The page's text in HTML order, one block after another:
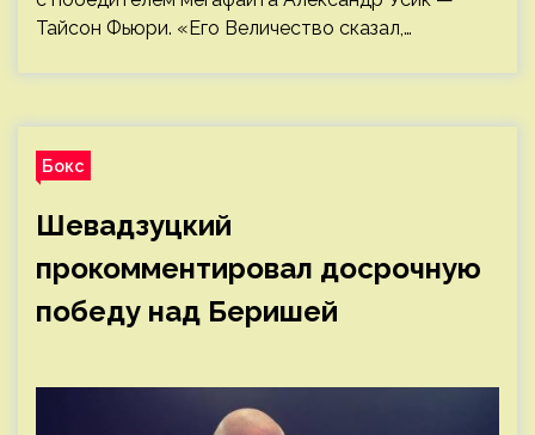
Тайсон Фьюри. «Его Величество сказал,…
Бокс
Шевадзуцкий
прокомментировал досрочную
победу над Беришей